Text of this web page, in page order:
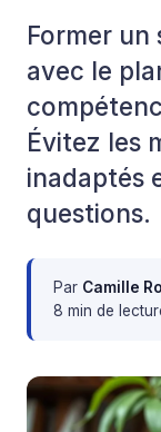
Former un
avec le
Évitez les
inadaptés
questions.
Par Camille
8 min de